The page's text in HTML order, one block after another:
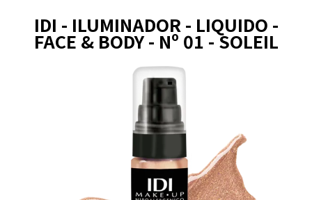
IDI - ILUMINADOR - LIQUIDO -
FACE & BODY - Nº 01 - SOLEIL